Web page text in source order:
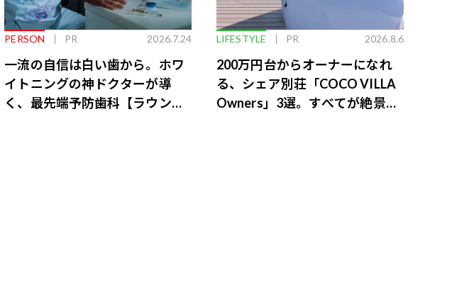
PERSON PR 2026.7.24
一流の自信は白い歯から。ホワ
イトニングの神ドクターが導
く、最先端予防歯科【ラウンジ
LIFESTYLE PR 2026.8.6
200万円台からオーナーになれ
る、シェア別荘「COCO VILLA
Owners」3選。すべてが絶景、